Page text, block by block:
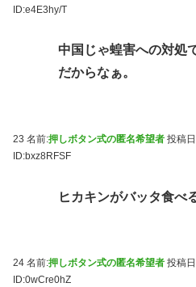
ID:e4E3hy/T
中国じゃ蝗害への対処
だからなぁ。
23 名前:押しボタン式の匿名希望者 投稿
ID:bxz8RFSF
ヒカキンがバッタ食べ
24 名前:押しボタン式の匿名希望者 投稿
ID:0wCre0hZ